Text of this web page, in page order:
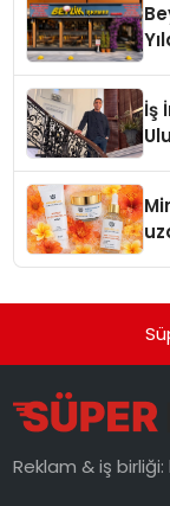
İş
Reklam & iş birliği: